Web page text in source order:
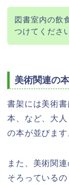
図書室内の飲
つけてくださ
美術関連の
書架には美術
本、など、大
の本が並びます
また、美術関
そろっている